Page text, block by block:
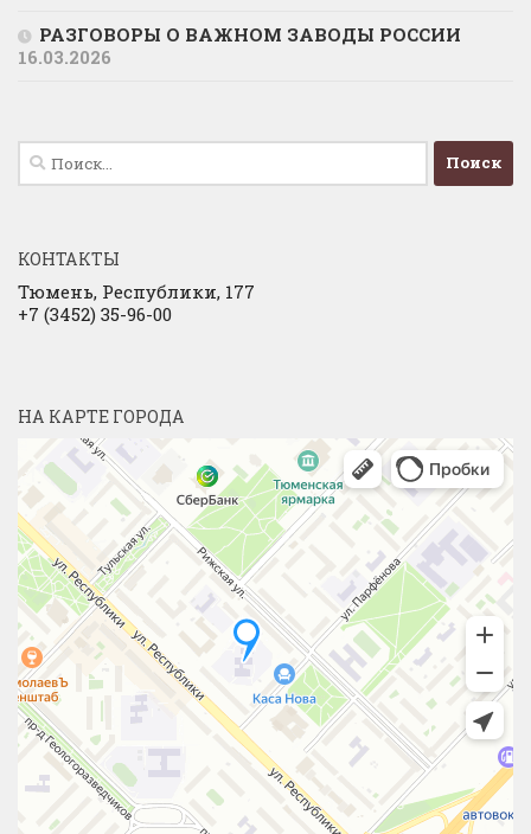
РАЗГОВОРЫ О ВАЖНОМ ЗАВОДЫ РОССИИ
16.03.2026
Найти:
КОНТАКТЫ
Тюмень, Республики, 177
+7 (3452) 35-96-00
НА КАРТЕ ГОРОДА